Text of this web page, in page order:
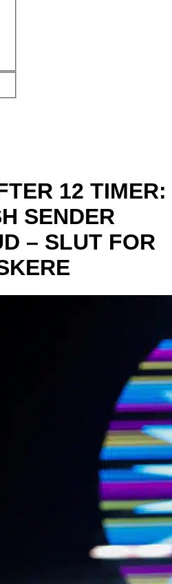
12 TIMER:
SENDER
– SLUT FOR